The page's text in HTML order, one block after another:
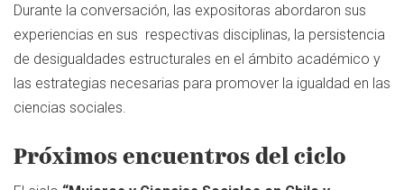
Durante la conversación, las expositoras abordaron sus
experiencias en sus respectivas disciplinas, la persistencia
de desigualdades estructurales en el ámbito académico y
las estrategias necesarias para promover la igualdad en las
ciencias sociales.
Próximos encuentros del ciclo